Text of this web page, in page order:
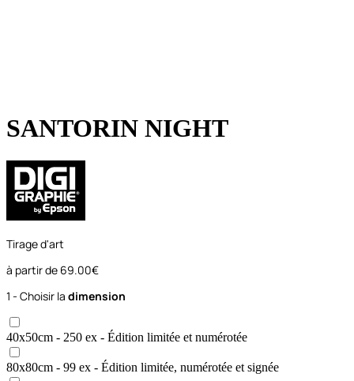
SANTORIN NIGHT
Tirage d'art
à partir de 69.00€
1 - Choisir la dimension
40x50cm - 250 ex - Édition limitée et numérotée
80x80cm - 99 ex - Édition limitée, numérotée et signée